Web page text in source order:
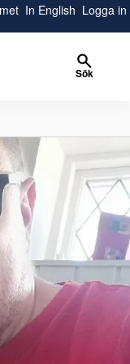
In English Logga in
Sök